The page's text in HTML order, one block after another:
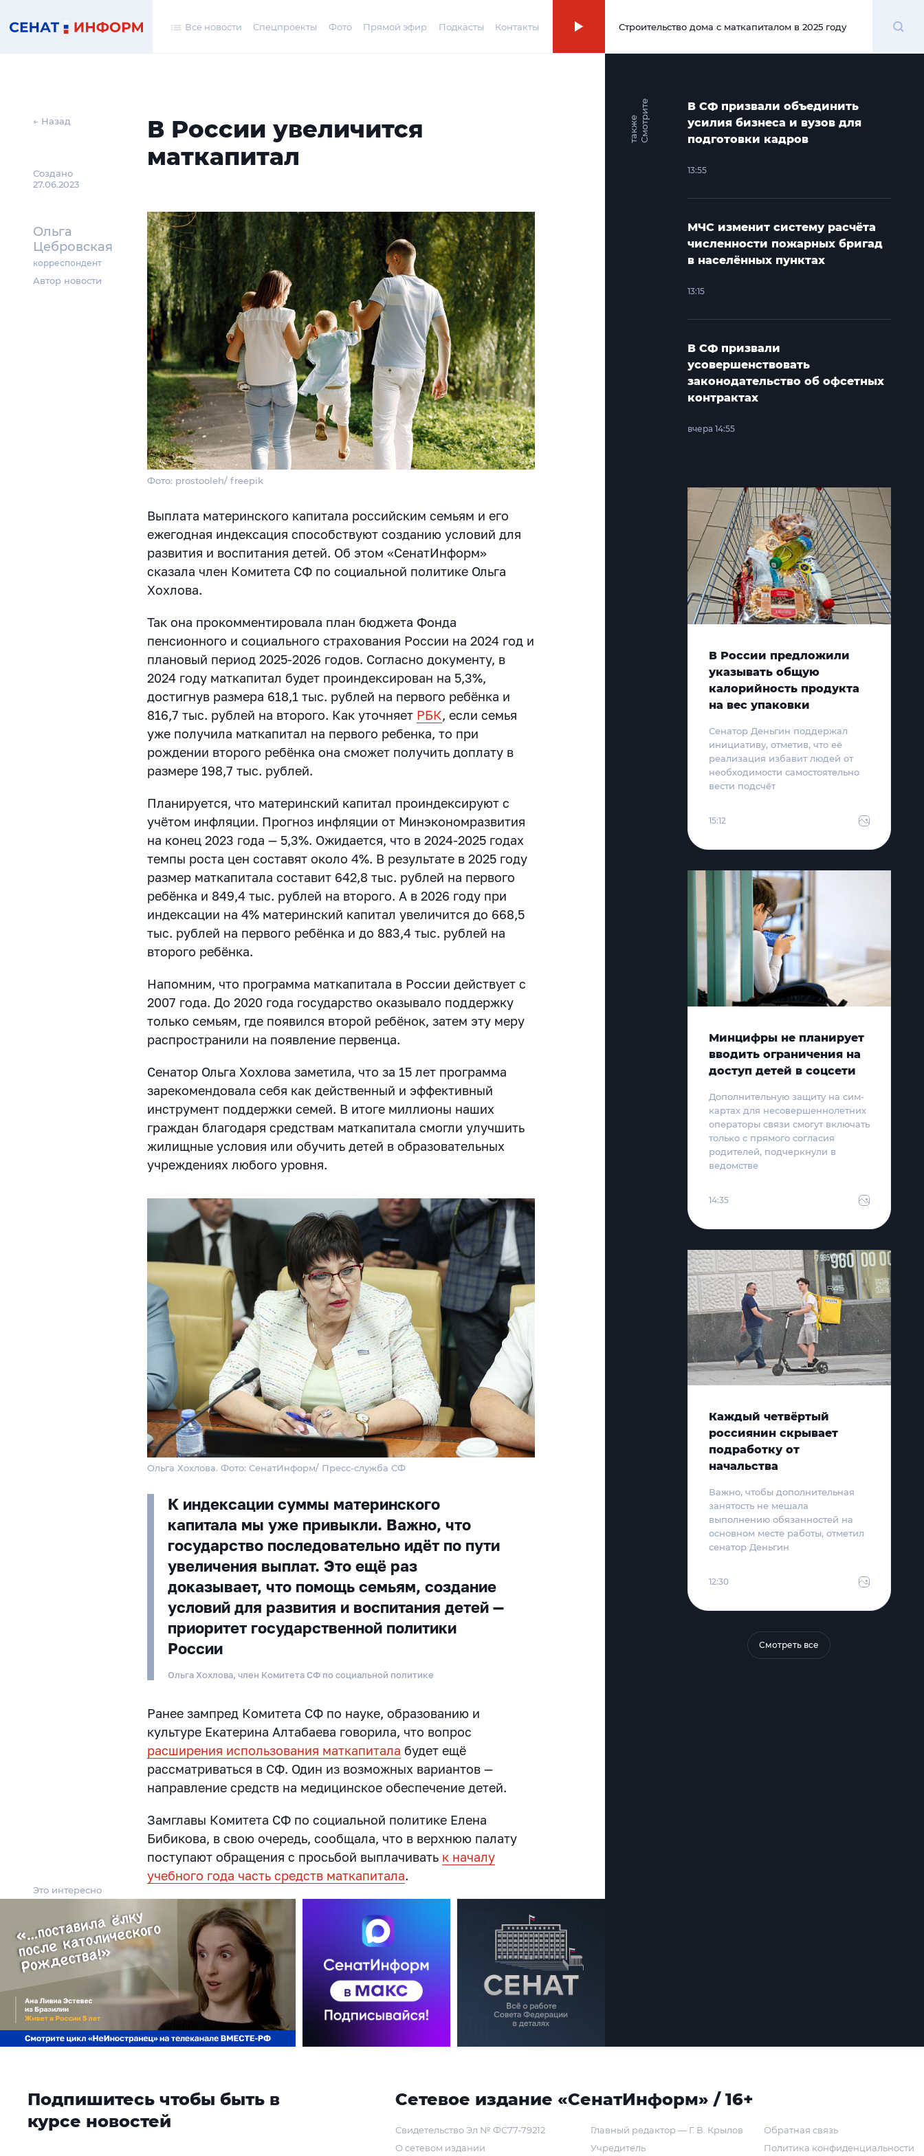
Все новости Спецпроекты Фото Прямой эфир Подкасты Контакты 00:00
Строительство дома с маткапиталом в 2025 году
← Назад
Создано
27.06.2023
Ольга
Цебровская
корреспондент
Автор новости
В России увеличится
маткапитал
Фото: prostooleh/ freepik
Выплата материнского капитала российским семьям и его
ежегодная индексация способствуют созданию условий для
развития и воспитания детей. Об этом «СенатИнформ»
сказала член Комитета СФ по социальной политике Ольга
Хохлова.
Так она прокомментировала план бюджета Фонда
пенсионного и социального страхования России на 2024 год и
плановый период 2025-2026 годов. Согласно документу, в
2024 году маткапитал будет проиндексирован на 5,3%,
достигнув размера 618,1 тыс. рублей на первого ребёнка и
816,7 тыс. рублей на второго. Как уточняет РБК, если семья
уже получила маткапитал на первого ребенка, то при
рождении второго ребёнка она сможет получить доплату в
размере 198,7 тыс. рублей.
Планируется, что материнский капитал проиндексируют с
учётом инфляции. Прогноз инфляции от Минэкономразвития
на конец 2023 года — 5,3%. Ожидается, что в 2024-2025 годах
темпы роста цен составят около 4%. В результате в 2025 году
размер маткапитала составит 642,8 тыс. рублей на первого
ребёнка и 849,4 тыс. рублей на второго. А в 2026 году при
индексации на 4% материнский капитал увеличится до 668,5
тыс. рублей на первого ребёнка и до 883,4 тыс. рублей на
второго ребёнка.
Напомним, что программа маткапитала в России действует с
2007 года. До 2020 года государство оказывало поддержку
только семьям, где появился второй ребёнок, затем эту меру
распространили на появление первенца.
Сенатор Ольга Хохлова заметила, что за 15 лет программа
зарекомендовала себя как действенный и эффективный
инструмент поддержки семей. В итоге миллионы наших
граждан благодаря средствам маткапитала смогли улучшить
жилищные условия или обучить детей в образовательных
учреждениях любого уровня.
Ольга Хохлова. Фото: СенатИнформ/ Пресс-служба СФ
К индексации суммы материнского
капитала мы уже привыкли. Важно, что
государство последовательно идёт по пути
увеличения выплат. Это ещё раз
доказывает, что помощь семьям, создание
условий для развития и воспитания детей —
приоритет государственной политики
России
Ольга Хохлова, член Комитета СФ по социальной политике
Ранее зампред Комитета СФ по науке, образованию и
культуре Екатерина Алтабаева говорила, что вопрос
расширения использования маткапитала будет ещё
рассматриваться в СФ. Один из возможных вариантов —
направление средств на медицинское обеспечение детей.
Замглавы Комитета СФ по социальной политике Елена
Бибикова, в свою очередь, сообщала, что в верхнюю палату
поступают обращения с просьбой выплачивать к началу
учебного года часть средств маткапитала.
Это интересно
С
м
о
т
р и
т
е
т
а
к
ж
е
В СФ призвали объединить
усилия бизнеса и вузов для
подготовки кадров
13:55
МЧС изменит систему расчёта
численности пожарных бригад
в населённых пунктах
13:15
В СФ призвали
усовершенствовать
законодательство об офсетных
контрактах
вчера 14:55
В России предложили
указывать общую
калорийность продукта
на вес упаковки
Сенатор Деньгин поддержал
инициативу, отметив, что её
реализация избавит людей от
необходимости самостоятельно
вести подсчёт
15:12
Минцифры не планирует
вводить ограничения на
доступ детей в соцсети
Дополнительную защиту на сим-
картах для несовершеннолетних
операторы связи смогут включать
только с прямого согласия
родителей, подчеркнули в
ведомстве
14:35
Каждый четвёртый
россиянин скрывает
подработку от
начальства
Важно, чтобы дополнительная
занятость не мешала
выполнению обязанностей на
основном месте работы, отметил
сенатор Деньгин
12:30
Смотреть все
Подпишитесь чтобы быть в
курсе новостей
Сетевое издание «СенатИнформ» / 16+
Свидетельство Эл № ФС77-79212
О сетевом издании
Главный редактор — Г. В. Крылов
Учредитель
Обратная связь
Политика конфиденциальности